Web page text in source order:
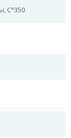
С°350